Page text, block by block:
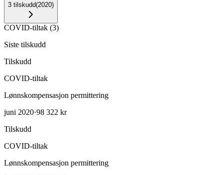
3 tilskudd(2020)
COVID-tiltak (3)
Siste tilskudd
Tilskudd
COVID-tiltak
Lønnskompensasjon permittering
juni 2020·98 322 kr
Tilskudd
COVID-tiltak
Lønnskompensasjon permittering